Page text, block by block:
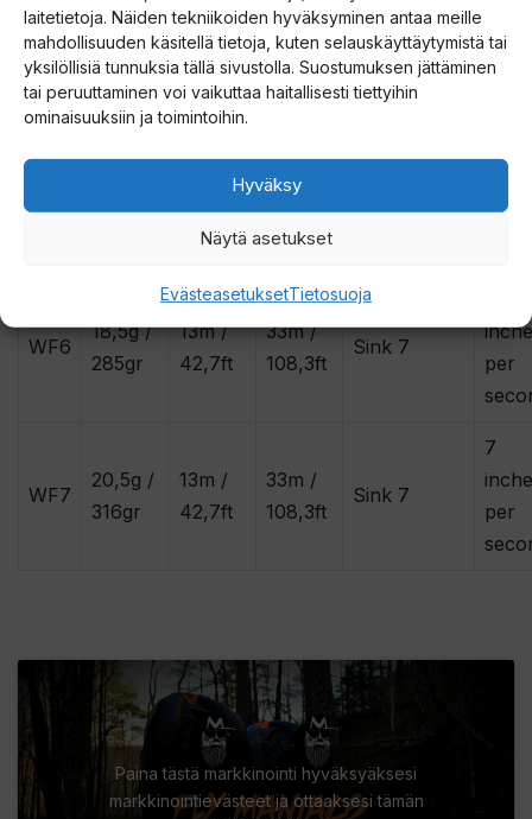
laitetietoja. Näiden tekniikoiden hyväksyminen antaa meille
mahdollisuuden käsitellä tietoja, kuten selauskäyttäytymistä tai
yksilöllisiä tunnuksia tällä sivustolla. Suostumuksen jättäminen
tai peruuttaminen voi vaikuttaa haitallisesti tiettyihin
ominaisuuksiin ja toimintoihin.
Hyväksy
Näytä asetukset
EvästeasetuksetTietosuoja
WF6
18,5g /
285gr
13m /
42,7ft
33m /
108,3ft
Sink 5
per
316gr
42,7ft
33m /
108,3ft
per
WF6
18,5g /
285gr
13m /
42,7ft
33m /
108,3ft
Sink 7
per
WF7
20,5g /
316gr
13m /
42,7ft
33m /
108,3ft
Sink 7
7
per
Paina tästä markkinointi hyväksyäksesi
markkinointievästeet ja ottaaksesi tämän